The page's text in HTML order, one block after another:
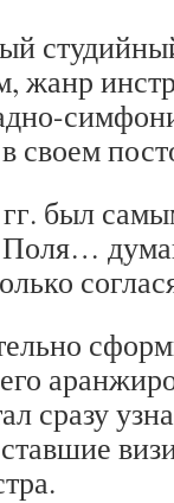
жанр
своем
был
Поля…
сразу